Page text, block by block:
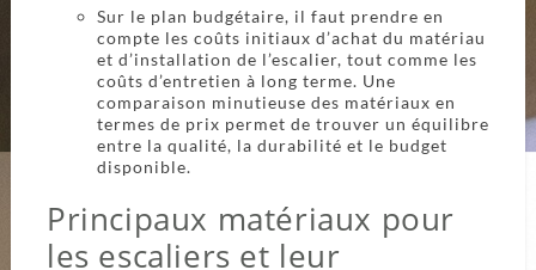
Sur le plan budgétaire, il faut prendre en
compte les coûts initiaux d’achat du matériau
et d’installation de l’escalier, tout comme les
coûts d’entretien à long terme. Une
comparaison minutieuse des matériaux en
termes de prix permet de trouver un équilibre
entre la qualité, la durabilité et le budget
disponible.
Principaux matériaux pour
les escaliers et leur